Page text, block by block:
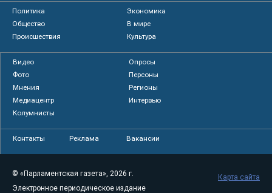
Политика
Экономика
Общество
В мире
Происшествия
Культура
Видео
Опросы
Фото
Персоны
Мнения
Регионы
Медиацентр
Интервью
Колумнисты
Контакты Реклама Вакансии
© «Парламентская газета», 2026 г.
Электронное периодическое издание
Карта сайта